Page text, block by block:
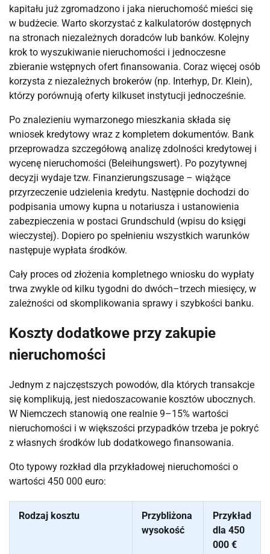
kapitału już zgromadzono i jaka nieruchomość mieści się
w budżecie. Warto skorzystać z kalkulatorów dostępnych
na stronach niezależnych doradców lub banków. Kolejny
krok to wyszukiwanie nieruchomości i jednoczesne
zbieranie wstępnych ofert finansowania. Coraz więcej osób
korzysta z niezależnych brokerów (np. Interhyp, Dr. Klein),
którzy porównują oferty kilkuset instytucji jednocześnie.
Po znalezieniu wymarzonego mieszkania składa się
wniosek kredytowy wraz z kompletem dokumentów. Bank
przeprowadza szczegółową analizę zdolności kredytowej i
wycenę nieruchomości (Beleihungswert). Po pozytywnej
decyzji wydaje tzw. Finanzierungszusage – wiążące
przyrzeczenie udzielenia kredytu. Następnie dochodzi do
podpisania umowy kupna u notariusza i ustanowienia
zabezpieczenia w postaci Grundschuld (wpisu do księgi
wieczystej). Dopiero po spełnieniu wszystkich warunków
następuje wypłata środków.
Cały proces od złożenia kompletnego wniosku do wypłaty
trwa zwykle od kilku tygodni do dwóch–trzech miesięcy, w
zależności od skomplikowania sprawy i szybkości banku.
Koszty dodatkowe przy zakupie
nieruchomości
Jednym z najczęstszych powodów, dla których transakcje
się komplikują, jest niedoszacowanie kosztów ubocznych.
W Niemczech stanowią one realnie 9–15% wartości
nieruchomości i w większości przypadków trzeba je pokryć
z własnych środków lub dodatkowego finansowania.
Oto typowy rozkład dla przykładowej nieruchomości o
wartości 450 000 euro:
Rodzaj kosztu
Przybliżona
wysokość
Przykład
dla 450
000 €